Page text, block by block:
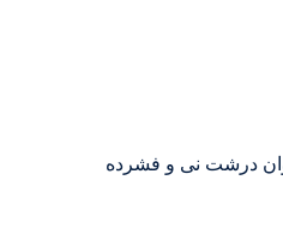
درشت نی و فشرده